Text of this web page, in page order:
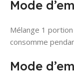
Mode
Mélange 1
consomme
Mode